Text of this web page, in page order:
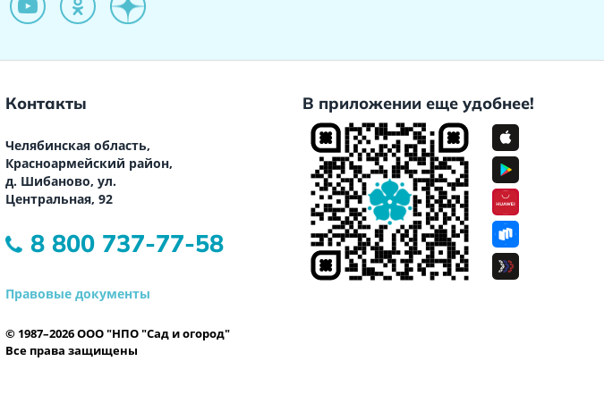
Контакты
Челябинская область,
Красноармейский район,
д. Шибаново, ул.
Центральная, 92
8 800 737-77-58
Правовые документы
© 1987–2026 ООО "НПО "Сад и огород"
Все права защищены
В приложении еще удобнее!